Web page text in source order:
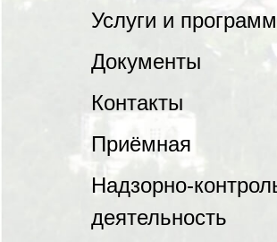
Услуги и
Документы
Контакты
Приёмная
Надзорно-
деятельность